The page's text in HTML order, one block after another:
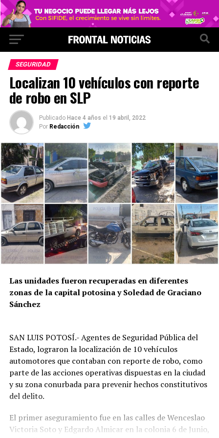
SEGURIDAD
Localizan 10 vehículos con reporte
de robo en SLP
Publicado Hace 4 años el 19 abril, 2022
Por Redacción
Las unidades fueron recuperadas en diferentes
zonas de la capital potosina y Soledad de Graciano
Sánchez
SAN LUIS POTOSÍ.- Agentes de Seguridad Pública del
Estado, lograron la localización de 10 vehículos
automotores que contaban con reporte de robo, como
parte de las acciones operativas dispuestas en la ciudad
y su zona conurbada para prevenir hechos constitutivos
del delito.
El primer aseguramiento fue en las calles de Wenceslao
Victoria Soto y Edgardo Almicar en la colonia 6 de Junio,